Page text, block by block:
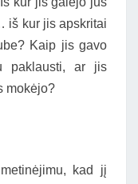
iš kur jis apskritai
Kaip jis gavo
paklausti, ar jis
mokėjo?
kad jį